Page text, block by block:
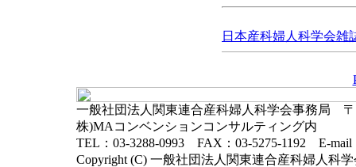
日本産科婦人科学会雑
一般社団法人関東連合産科婦人科学会事務局 〒
株)MAコンベンションコンサルティング内
TEL：03-3288-0993 FAX：03-5275-1192 E-mail
Copyright (C) 一般社団法人関東連合産科婦人科